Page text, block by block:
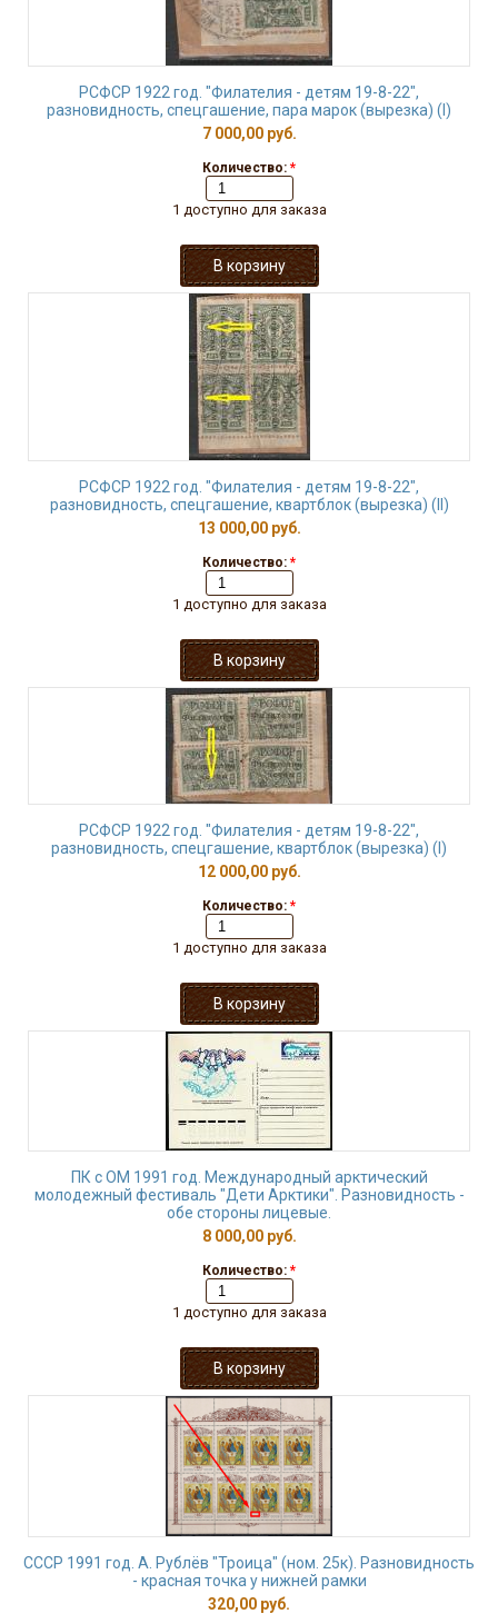
РСФСР 1922 год. "Филателия - детям 19-8-22",
разновидность, спецгашение, пара марок (вырезка) (I)
7 000,00 руб.
Количество: *
1 доступно для заказа
РСФСР 1922 год. "Филателия - детям 19-8-22",
разновидность, спецгашение, квартблок (вырезка) (II)
13 000,00 руб.
Количество: *
1 доступно для заказа
РСФСР 1922 год. "Филателия - детям 19-8-22",
разновидность, спецгашение, квартблок (вырезка) (I)
12 000,00 руб.
Количество: *
1 доступно для заказа
ПК с ОМ 1991 год. Международный арктический
молодежный фестиваль "Дети Арктики". Разновидность -
обе стороны лицевые.
8 000,00 руб.
Количество: *
1 доступно для заказа
СССР 1991 год. А. Рублёв "Троица" (ном. 25к). Разновидность
- красная точка у нижней рамки
320,00 руб.